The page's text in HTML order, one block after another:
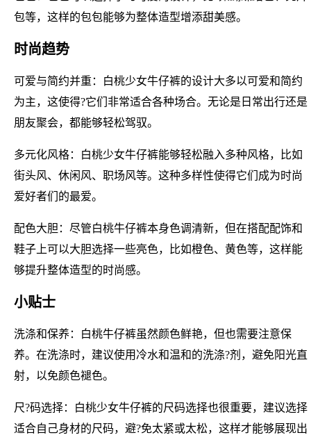
包等，这样的包包能够为整体造型增添甜美感。
时尚趋势
可爱与简约并重：白桃少女牛仔裤的设计大多以可爱和简约
为主，这使得?它们非常适合各种场合。无论是日常出行还是
朋友聚会，都能够轻松驾驭。
多元化风格：白桃少女牛仔裤能够轻松融入多种风格，比如
街头风、休闲风、职场风等。这种多样性使得它们成为时尚
爱好者们的最爱。
配色大胆：尽管白桃牛仔裤本身色调清新，但在搭配配饰和
鞋子上可以大胆选择一些亮色，比如橙色、黄色等，这样能
够提升整体造型的时尚感。
小贴士
洗涤和保养：白桃牛仔裤虽然颜色鲜艳，但也需要注意保
养。在洗涤时，建议使用冷水和温和的洗涤?剂，避免阳光直
射，以免颜色褪色。
尺?码选择：白桃少女牛仔裤的尺码选择也很重要，建议选择
适合自己身材的尺码，避?免太紧或太松，这样才能够展现出